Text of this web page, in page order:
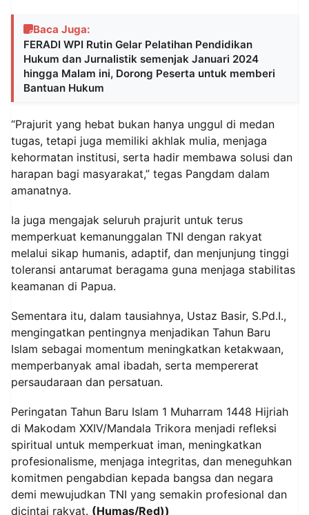
Baca Juga:
FERADI WPI Rutin Gelar Pelatihan Pendidikan
Hukum dan Jurnalistik semenjak Januari 2024
hingga Malam ini, Dorong Peserta untuk memberi
Bantuan Hukum
“Prajurit yang hebat bukan hanya unggul di medan
tugas, tetapi juga memiliki akhlak mulia, menjaga
kehormatan institusi, serta hadir membawa solusi dan
harapan bagi masyarakat,” tegas Pangdam dalam
amanatnya.
Ia juga mengajak seluruh prajurit untuk terus
memperkuat kemanunggalan TNI dengan rakyat
melalui sikap humanis, adaptif, dan menjunjung tinggi
toleransi antarumat beragama guna menjaga stabilitas
keamanan di Papua.
Sementara itu, dalam tausiahnya, Ustaz Basir, S.Pd.I.,
mengingatkan pentingnya menjadikan Tahun Baru
Islam sebagai momentum meningkatkan ketakwaan,
memperbanyak amal ibadah, serta mempererat
persaudaraan dan persatuan.
Peringatan Tahun Baru Islam 1 Muharram 1448 Hijriah
di Makodam XXIV/Mandala Trikora menjadi refleksi
spiritual untuk memperkuat iman, meningkatkan
profesionalisme, menjaga integritas, dan meneguhkan
komitmen pengabdian kepada bangsa dan negara
demi mewujudkan TNI yang semakin profesional dan
dicintai rakyat. (Humas/Red))